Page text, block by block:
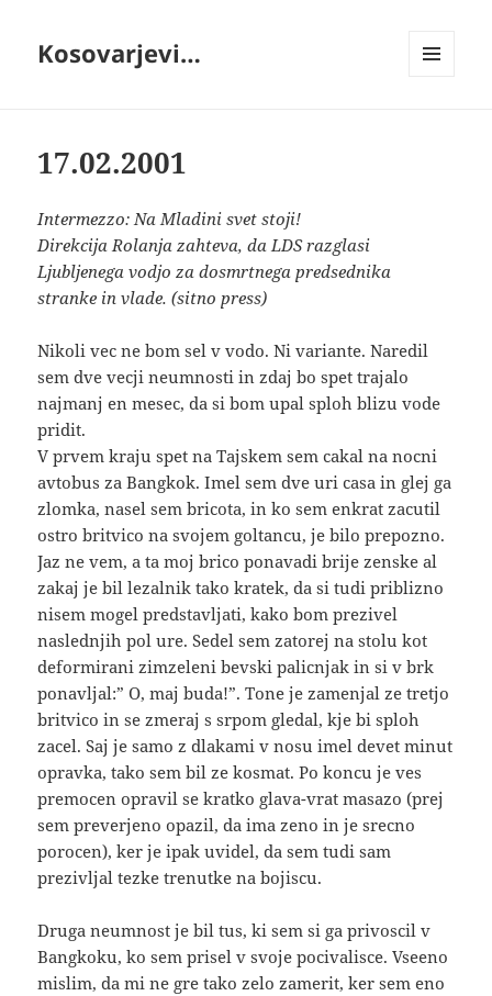
Kosovarjevi…
17.02.2001
Intermezzo: Na Mladini svet stoji!
Direkcija Rolanja zahteva, da LDS razglasi
Ljubljenega vodjo za dosmrtnega predsednika
stranke in vlade. (sitno press)
Nikoli vec ne bom sel v vodo. Ni variante. Naredil
sem dve vecji neumnosti in zdaj bo spet trajalo
najmanj en mesec, da si bom upal sploh blizu vode
pridit.
V prvem kraju spet na Tajskem sem cakal na nocni
avtobus za Bangkok. Imel sem dve uri casa in glej ga
zlomka, nasel sem bricota, in ko sem enkrat zacutil
ostro britvico na svojem goltancu, je bilo prepozno.
Jaz ne vem, a ta moj brico ponavadi brije zenske al
zakaj je bil lezalnik tako kratek, da si tudi priblizno
nisem mogel predstavljati, kako bom prezivel
naslednjih pol ure. Sedel sem zatorej na stolu kot
deformirani zimzeleni bevski palicnjak in si v brk
ponavljal:” O, maj buda!”. Tone je zamenjal ze tretjo
britvico in se zmeraj s srpom gledal, kje bi sploh
zacel. Saj je samo z dlakami v nosu imel devet minut
opravka, tako sem bil ze kosmat. Po koncu je ves
premocen opravil se kratko glava-vrat masazo (prej
sem preverjeno opazil, da ima zeno in je srecno
porocen), ker je ipak uvidel, da sem tudi sam
prezivljal tezke trenutke na bojiscu.
Druga neumnost je bil tus, ki sem si ga privoscil v
Bangkoku, ko sem prisel v svoje pocivalisce. Vseeno
mislim, da mi ne gre tako zelo zamerit, ker sem eno